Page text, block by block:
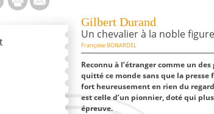
Gilbert Durand
Un chevalier à la noble figure
Françoise BONARDEL
Reconnu à l’étranger comme un
quitté ce monde sans que la presse
fort heureusement en rien du
est celle d’un pionnier, doté qui
épreuve.